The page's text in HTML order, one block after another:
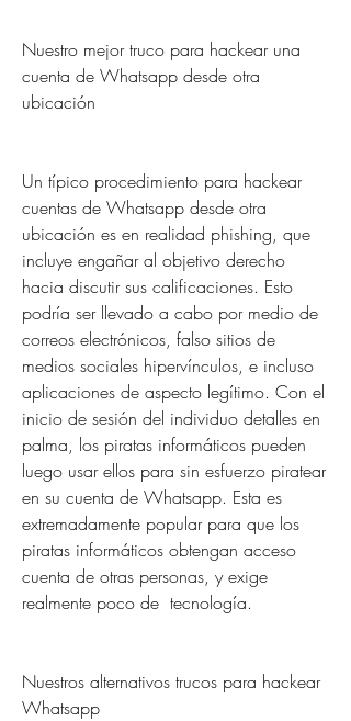
Nuestro mejor truco para hackear una
cuenta de Whatsapp desde otra
ubicación
Un típico procedimiento para hackear
cuentas de Whatsapp desde otra
ubicación es en realidad phishing, que
incluye engañar al objetivo derecho
hacia discutir sus calificaciones. Esto
podría ser llevado a cabo por medio de
correos electrónicos, falso sitios de
medios sociales hipervínculos, e incluso
aplicaciones de aspecto legítimo. Con el
inicio de sesión del individuo detalles en
palma, los piratas informáticos pueden
luego usar ellos para sin esfuerzo piratear
en su cuenta de Whatsapp. Esta es
extremadamente popular para que los
piratas informáticos obtengan acceso
cuenta de otras personas, y exige
realmente poco de  tecnología.
Nuestros alternativos trucos para hackear
Whatsapp